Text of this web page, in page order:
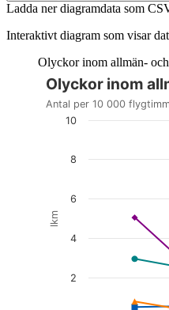
Ladda ner diagramdata som
Interaktivt diagram som visar
Olyckor inom allmän-
Diagrammet är
lkm
Olyckor inom
Antal per 10 000
2
4
6
8
10